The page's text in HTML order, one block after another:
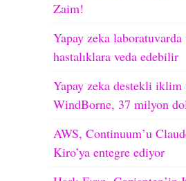
Zaim!
Yapay zeka
hastalıklara veda edebilir
Yapay zeka destekli
WindBorne, 37 milyon
AWS, Continuum’u
Kiro’ya entegre ediyor